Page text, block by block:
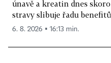
únavě a kreatin dnes
stravy slibuje řadu
6. 8. 2026 ▪ 16:13 min.